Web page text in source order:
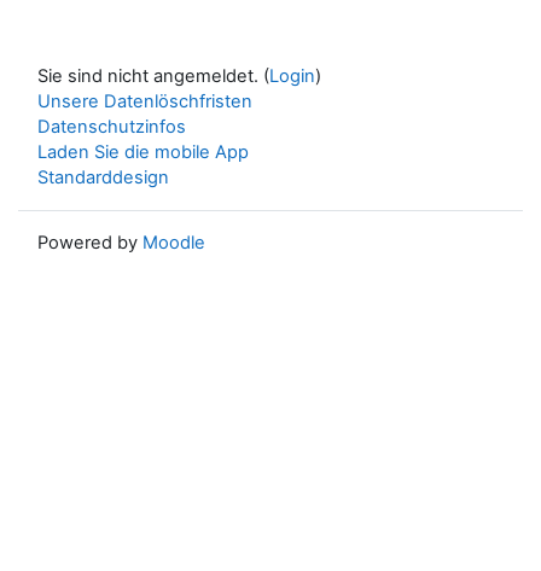
Sie sind nicht angemeldet. (Login)
Unsere Datenlöschfristen
Datenschutzinfos
Laden Sie die mobile App
Standarddesign
Powered by Moodle